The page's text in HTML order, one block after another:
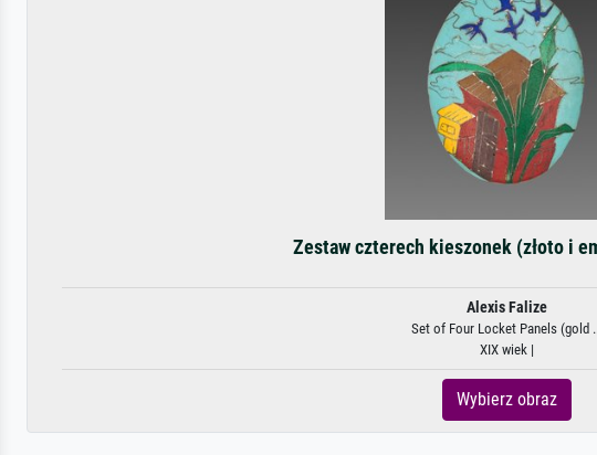
Zestaw czterech kieszonek (złoto i
Alexis Falize
Set of Four Locket Panels (gold
XIX wiek |
Wybierz obraz